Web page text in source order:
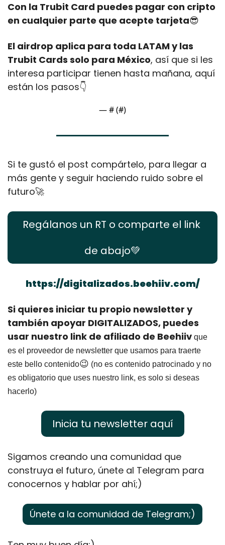
Con la Trubit Card puedes pagar con cripto
en cualquier parte que acepte tarjeta😎
El airdrop aplica para toda LATAM y las
Trubit Cards solo para México, así que si les
interesa participar tienen hasta mañana, aquí
están los pasos👇
— # (#)
Si te gustó el post compártelo, para llegar a
más gente y seguir haciendo ruido sobre el
futuro🚀
Regálanos un RT o comparte el link
de abajo💚
https://digitalizados.beehiiv.com/
Si quieres iniciar tu propio newsletter y
también apoyar DIGITALIZADOS, puedes
usar nuestro link de afiliado de Beehiiv que
es el proveedor de newsletter que usamos para traerte
este bello contenido😉 (no es contenido patrocinado y no
es obligatorio que uses nuestro link, es solo si deseas
hacerlo)
Inicia tu newsletter aquí
Sigamos creando una comunidad que
construya el futuro, únete al Telegram para
conocernos y hablar por ahí;)
Únete a la comunidad de Telegram;)